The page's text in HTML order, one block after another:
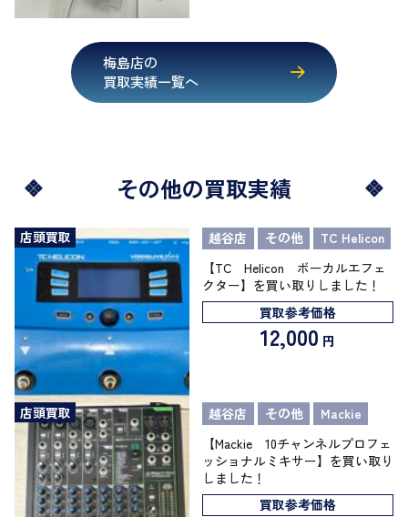
梅島店の
買取実績一覧へ
その他の買取実績
店頭買取 越谷店 その他
TC Helicon
【TC Helicon ボーカルエフェ
クター】を買い取りしました！
買取参考価格
12,000 円
店頭買取 越谷店 その他
Mackie
【Mackie 10チャンネルプロフェ
ッショナルミキサー】を買い取り
しました！
買取参考価格